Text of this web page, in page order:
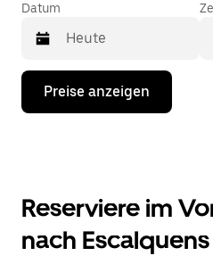
Datum
Drücke
Nach-
Kalender
interagieren
Preise anzeigen
Reserviere im
nach Escalquens